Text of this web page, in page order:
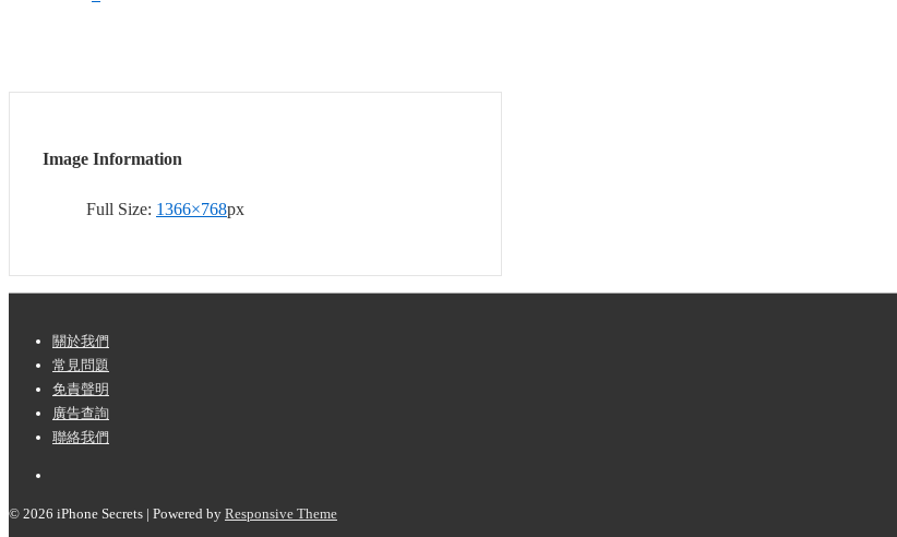
Image Information
Full Size: 1366×768px
Footer
Menu
關於我們
常見問題
免責聲明
廣告查詢
聯絡我們
© 2026 iPhone Secrets | Powered by Responsive Theme